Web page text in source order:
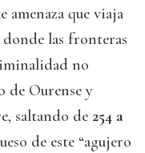
amenaza que viaja
donde las fronteras
no
de Ourense y
saltando de 254 a
de este “agujero